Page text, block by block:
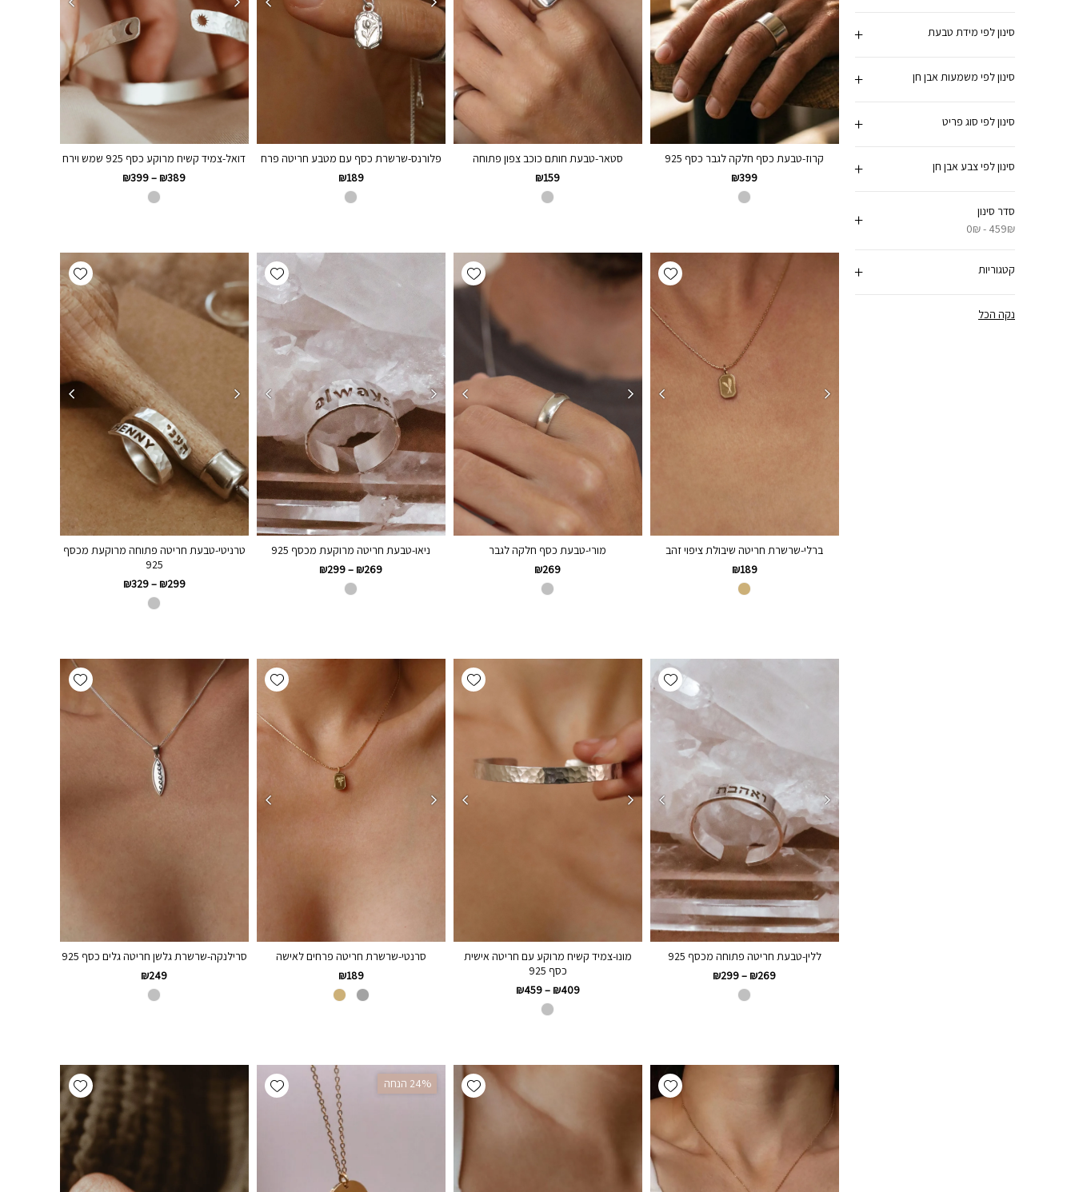
סינון לפי מידת טבעת
סינון לפי משמעות אבן חן
סינון לפי סוג פריט
סינון לפי צבע אבן חן
סדר סינון
0₪ - 459₪
קטגוריות
נקה הכל
קרוז-טבעת כסף חלקה לגבר כסף 925
₪399
סטאר-טבעת חותם כוכב צפון פתוחה
₪159
פלורנס-שרשרת כסף עם מטבע חריטה פרח
₪189
דואל-צמיד קשיח מרוקע כסף 925 שמש וירח
₪389
–
₪399
Add wishlist
ברלי-שרשרת חריטה שיבולת ציפוי זהב
₪189
Add wishlist
מורי-טבעת כסף חלקה לגבר
₪269
Add wishlist
ניאו-טבעת חריטה מרוקעת מכסף 925
₪269
–
₪299
Add wishlist
טרניטי-טבעת חריטה פתוחה מרוקעת מכסף
925
₪299
–
₪329
Add wishlist
ללין-טבעת חריטה פתוחה מכסף 925
₪269
–
₪299
Add wishlist
מונו-צמיד קשיח מרוקע עם חריטה אישית
כסף 925
₪409
–
₪459
Add wishlist
סרנטי-שרשרת חריטה פרחים לאישה
₪189
Add wishlist
סרילנקה-שרשרת גלשן חריטה גלים כסף 925
₪249
Add wishlist
Add wishlist
Add wishlist ‫24% הנחה Add wishlist